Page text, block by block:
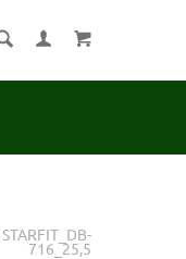
STARFIT_DB-
716_25,5